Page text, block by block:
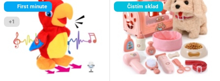
First minute
+1
Čistím sklad